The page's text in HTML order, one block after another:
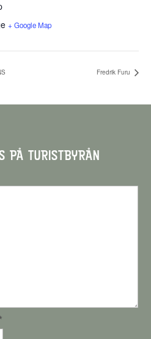
+ Google Map
Fredrik Furu
PÅ TURISTBYRÅN